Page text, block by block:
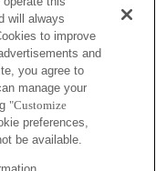
de Exif-lens worden
de diafragmawaarden keer de
will always
to improve
and
you agree to
manage your
"Customize
preferences,
be available.